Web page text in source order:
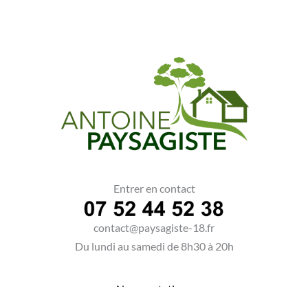
Entrer en contact
contact@paysagiste-18.fr
Du lundi au samedi de 8h30 à 20h